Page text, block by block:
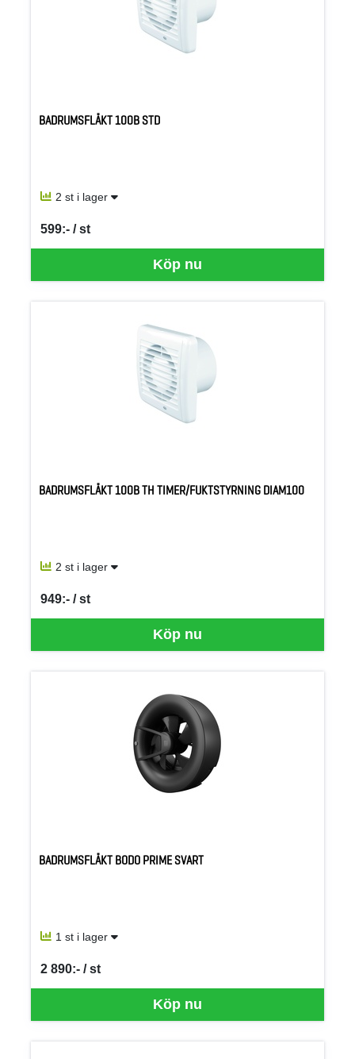
BADRUMSFLÄKT 100B STD
2 st i lager
Köp nu
599:- / st
SEK per ST
BADRUMSFLÄKT 100B TH TIMER/FUKTSTYRNING DIAM100
2 st i lager
Köp nu
949:- / st
SEK per ST
BADRUMSFLÄKT BODO PRIME SVART
1 st i lager
Köp nu
2 890:- / st
SEK per ST